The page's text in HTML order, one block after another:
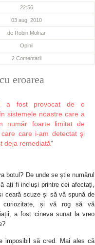
22:56
03 aug. 2010
de Robin Molnar
Opinii
2 Comentarii
eroarea
a fost provocat de o
sistemele noastre care a
număr foarte limitat de
care i-am detectat şi
deja remediată"
botul? De unde se știe numărul
ați fi incluși printre cei afectați,
ceară scuze și să vă spună de
curiozitate, și vă rog să vă
a fost cineva sunat la vreo
imposibil să cred. Mai ales că